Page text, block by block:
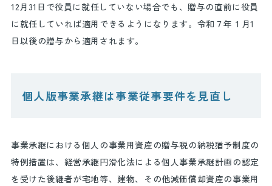
12月 31 日で役員に就任していない場合でも、贈与の直前に役員
に就任していれば適用できるようになります。令和７年１月1
日以後の贈与から適用されます。
個人版事業承継は事業従事要件を見直し
事業承継における個人の事業用資産の贈与税の納税猶予制度の
特例措置は、経営承継円滑化法による個人事業承継計画の認定
を受けた後継者が宅地等、建物、その他減価償却資産の事業用